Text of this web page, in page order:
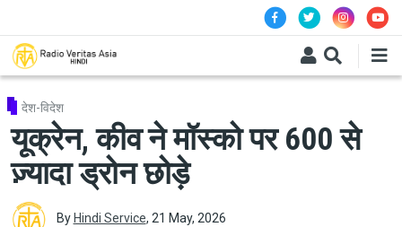
देश-विदेश
यूक्रेन, कीव ने मॉस्को पर 600 से
ज़्यादा ड्रोन छोड़े
By Hindi Service, 21 May, 2026